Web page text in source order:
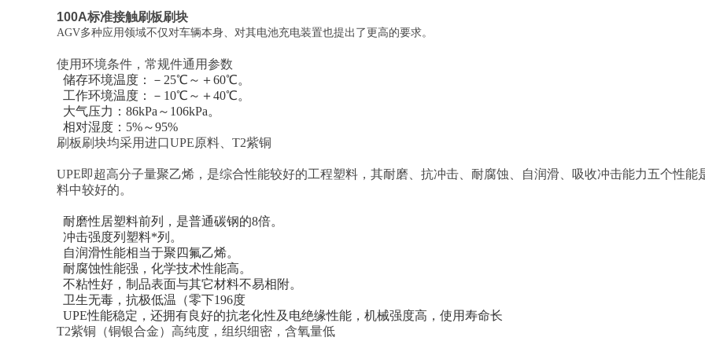
100A标准接触刷板刷块
AGV多种应用领域不仅对车辆本身、对其电池充电装置也提出了更高的要求。
使用环境条件，常规件通用参数
储存环境温度：－25℃～＋60℃。
工作环境温度：－10℃～＋40℃。
大气压力：86kPa～106kPa。
相对湿度：5%～95%
刷板刷块均采用进口UPE原料、T2紫铜
UPE即超高分子量聚乙烯，是综合性能较好的工程塑料，其耐磨、抗冲击、耐腐蚀、自润滑、吸收冲击能力五个性能
料中较好的。
耐磨性居塑料前列，是普通碳钢的8倍。
冲击强度列塑料*列。
自润滑性能相当于聚四氟乙烯。
耐腐蚀性能强，化学技术性能高。
不粘性好，制品表面与其它材料不易相附。
卫生无毒，抗极低温（零下196度
UPE性能稳定，还拥有良好的抗老化性及电绝缘性能，机械强度高，使用寿命长
T2紫铜（铜银合金）高纯度，组织细密，含氧量低